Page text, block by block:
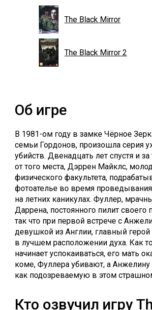
The Black Mirror
The Black Mirror 2
Об игре
В 1981-ом году в замке Чёрное
семьи Гордонов, произошла серия
убийств. Двенадцать лет спустя и
от того места, Дэррен Майклс,
физического факультета,
фотоателье во время
на летних каникулах. Фуллер,
Даррена, постоянного пилит своего
так что при первой встрече с
девушкой из Англии, главный герой
в лучшем расположении духа. Как
начинает успокаиваться, его мать
коме, Фуллера убивают, а
как подозреваемую в этом
Кто озвучил игру